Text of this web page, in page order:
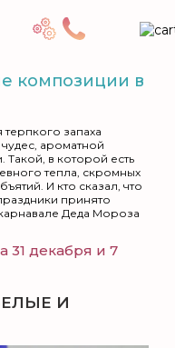
композиции в
запаха
ароматной
в которой есть
тепла, скромных
И кто сказал, что
принято
Деда Мороза
31 декабря и 7
И